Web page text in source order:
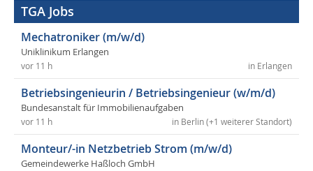
TGA Jobs
Mechatroniker (m/w/d)
Uniklinikum Erlangen
in Erlangen
vor 11 h
Betriebsingenieurin / Betriebsingenieur (w/m/d)
Bundesanstalt für Immobilienaufgaben
in Berlin (+1 weiterer Standort)
vor 11 h
Monteur/-in Netzbetrieb Strom (m/w/d)
Gemeindewerke Haßloch GmbH